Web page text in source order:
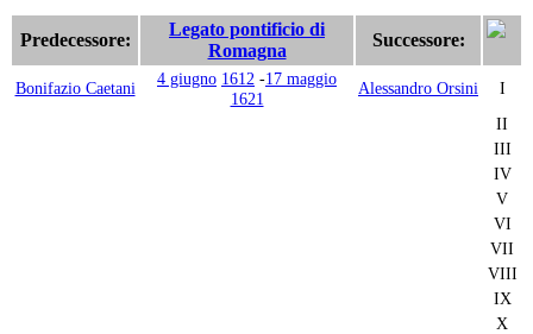
Predecessore:
Legato pontificio di
Romagna
Successore:
Bonifazio Caetani 4 giugno 1612 -17 maggio
1621
Alessandro Orsini
I
II
III
IV
V
VI
VII
VIII
IX
X